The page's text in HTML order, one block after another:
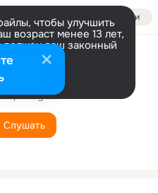
Войти
чтобы улучшить
возраст менее 13 лет,
ваш законный
Customer
Noise Ensemble
Слушать